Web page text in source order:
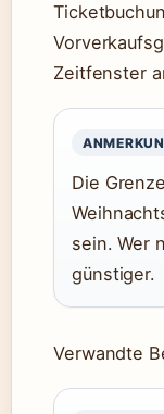
Zeitfenster
Die
sein. Wer
günstiger.
Verwandte